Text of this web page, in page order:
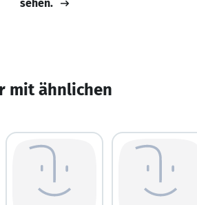
sehen.
mit ähnlichen